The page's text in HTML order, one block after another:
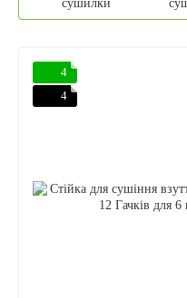
сушилки
4
4